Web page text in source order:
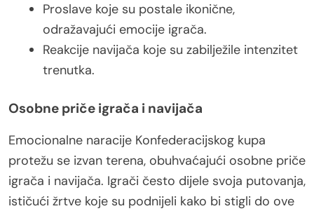
Proslave koje su postale ikonične,
odražavajući emocije igrača.
Reakcije navijača koje su zabilježile intenzitet
trenutka.
Osobne priče igrača i navijača
Emocionalne naracije Konfederacijskog kupa
protežu se izvan terena, obuhvaćajući osobne priče
igrača i navijača. Igrači često dijele svoja putovanja,
ističući žrtve koje su podnijeli kako bi stigli do ove